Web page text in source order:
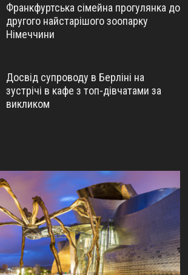
Франкфуртська сімейна прогулянка до
другого найстарішого зоопарку
Німеччини
Досвід супроводу в Берліні на
зустрічі в кафе з топ-дівчатами за
викликом